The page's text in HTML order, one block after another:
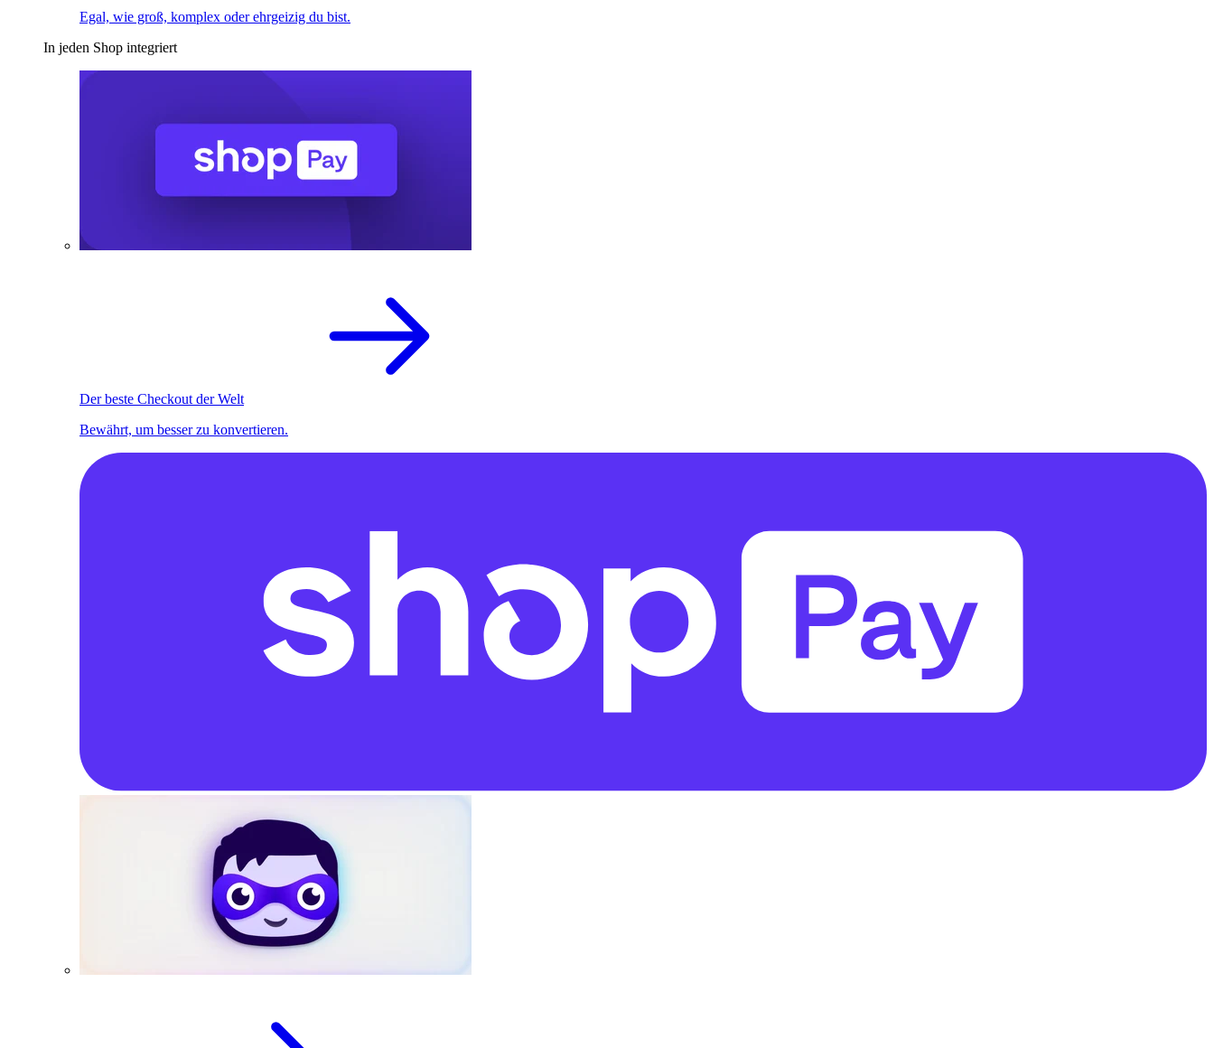
Egal, wie groß, komplex oder ehrgeizig du bist.
In jeden Shop integriert
Der beste Checkout der Welt
Bewährt, um besser zu konvertieren.